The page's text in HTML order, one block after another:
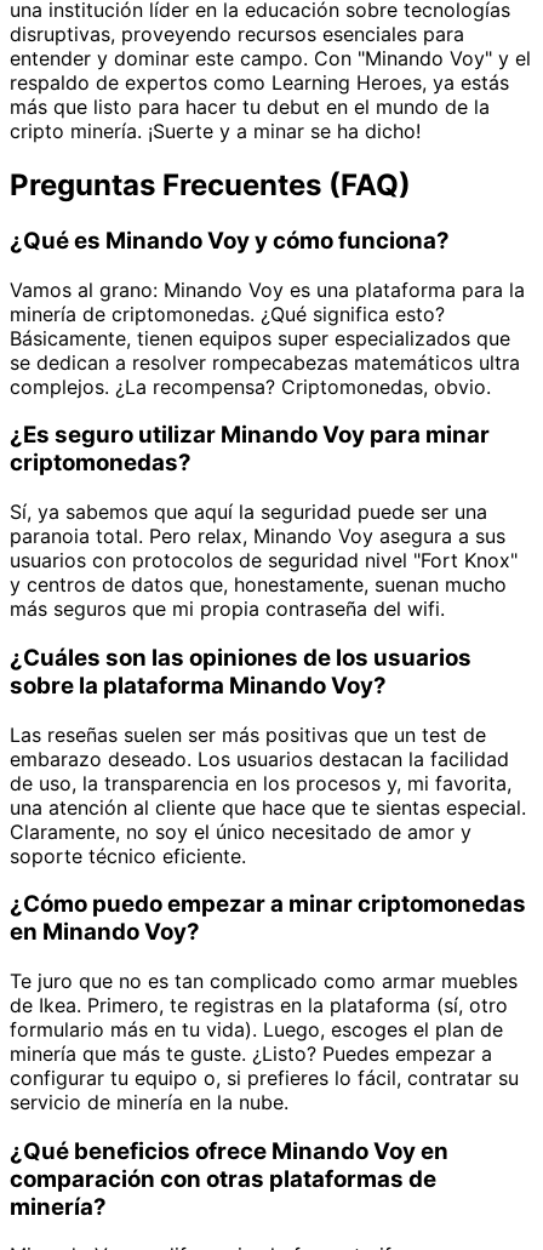
una institución líder en la educación sobre tecnologías
disruptivas, proveyendo recursos esenciales para
entender y dominar este campo. Con "Minando Voy" y el
respaldo de expertos como Learning Heroes, ya estás
más que listo para hacer tu debut en el mundo de la
cripto minería. ¡Suerte y a minar se ha dicho!
Preguntas Frecuentes (FAQ)
¿Qué es Minando Voy y cómo funciona?
Vamos al grano: Minando Voy es una plataforma para la
minería de criptomonedas. ¿Qué significa esto?
Básicamente, tienen equipos super especializados que
se dedican a resolver rompecabezas matemáticos ultra
complejos. ¿La recompensa? Criptomonedas, obvio.
¿Es seguro utilizar Minando Voy para minar
criptomonedas?
Sí, ya sabemos que aquí la seguridad puede ser una
paranoia total. Pero relax, Minando Voy asegura a sus
usuarios con protocolos de seguridad nivel "Fort Knox"
y centros de datos que, honestamente, suenan mucho
más seguros que mi propia contraseña del wifi.
¿Cuáles son las opiniones de los usuarios
sobre la plataforma Minando Voy?
Las reseñas suelen ser más positivas que un test de
embarazo deseado. Los usuarios destacan la facilidad
de uso, la transparencia en los procesos y, mi favorita,
una atención al cliente que hace que te sientas especial.
Claramente, no soy el único necesitado de amor y
soporte técnico eficiente.
¿Cómo puedo empezar a minar criptomonedas
en Minando Voy?
Te juro que no es tan complicado como armar muebles
de Ikea. Primero, te registras en la plataforma (sí, otro
formulario más en tu vida). Luego, escoges el plan de
minería que más te guste. ¿Listo? Puedes empezar a
configurar tu equipo o, si prefieres lo fácil, contratar su
servicio de minería en la nube.
¿Qué beneficios ofrece Minando Voy en
comparación con otras plataformas de
minería?